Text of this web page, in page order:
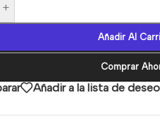
+
Añadir Al
Comprar
Añadir a la lista de